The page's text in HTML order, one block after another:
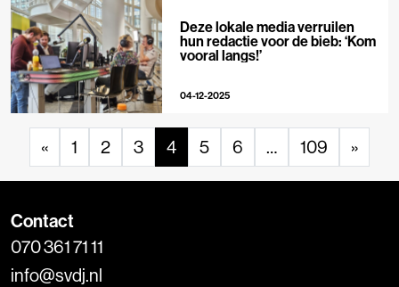
Deze lokale media verruilen
hun redactie voor de bieb: ‘Kom
vooral langs!’
04-12-2025
« 1 2 3 4 5 6 … 109 »
Contact
070 361 71 11
info@svdj.nl